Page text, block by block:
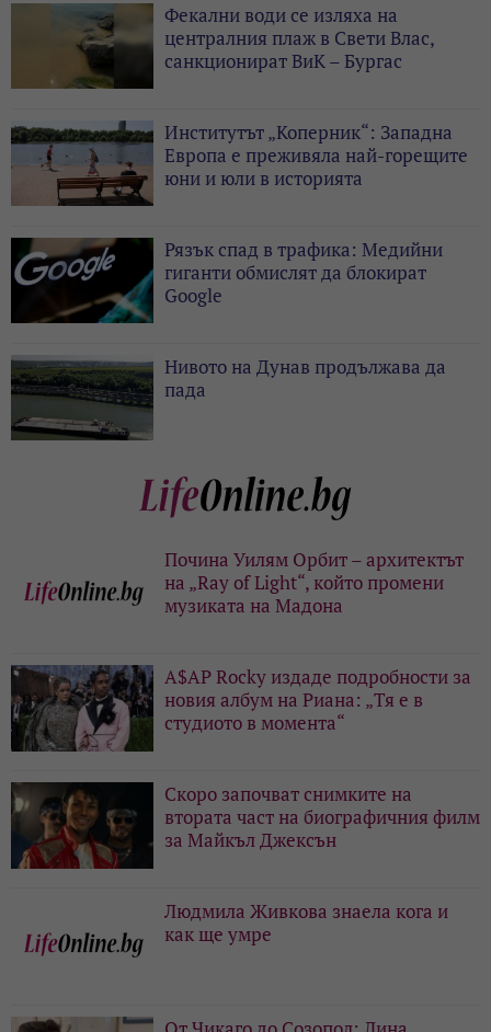
Фекални води се изляха на
централния плаж в Свети Влас,
санкционират ВиК – Бургас
Институтът „Коперник“: Западна
Европа е преживяла най-горещите
юни и юли в историята
Рязък спад в трафика: Медийни
гиганти обмислят да блокират
Google
Нивото на Дунав продължава да
пада
Почина Уилям Орбит – архитектът
на „Ray of Light“, който промени
музиката на Мадона
A$AP Rocky издаде подробности за
новия албум на Риана: „Тя е в
студиото в момента“
Скоро започват снимките на
втората част на биографичния филм
за Майкъл Джексън
Людмила Живкова знаела кога и
как ще умре